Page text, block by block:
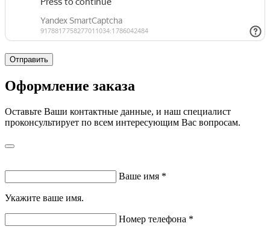
Отправить
Оформление заказа
Оставьте Ваши контактные данные, и наш специалист
проконсультирует по всем интересующим Вас вопросам.
Ваше имя *
Укажите ваше имя.
Номер телефона *